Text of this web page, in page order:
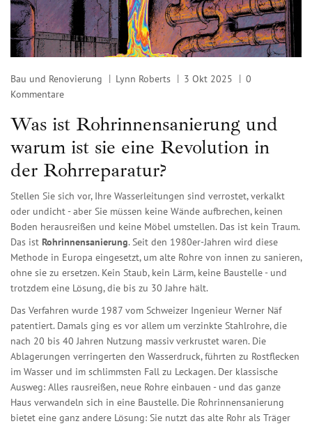
Bau und Renovierung Lynn Roberts 3 Okt 2025
0
Kommentare
Was ist Rohrinnensanierung und
warum ist sie eine Revolution in
der Rohrreparatur?
Stellen Sie sich vor, Ihre Wasserleitungen sind verrostet, verkalkt
oder undicht - aber Sie müssen keine Wände aufbrechen, keinen
Boden herausreißen und keine Möbel umstellen. Das ist kein Traum.
Das ist Rohrinnensanierung. Seit den 1980er-Jahren wird diese
Methode in Europa eingesetzt, um alte Rohre von innen zu sanieren,
ohne sie zu ersetzen. Kein Staub, kein Lärm, keine Baustelle - und
trotzdem eine Lösung, die bis zu 30 Jahre hält.
Das Verfahren wurde 1987 vom Schweizer Ingenieur Werner Näf
patentiert. Damals ging es vor allem um verzinkte Stahlrohre, die
nach 20 bis 40 Jahren Nutzung massiv verkrustet waren. Die
Ablagerungen verringerten den Wasserdruck, führten zu Rostflecken
im Wasser und im schlimmsten Fall zu Leckagen. Der klassische
Ausweg: Alles rausreißen, neue Rohre einbauen - und das ganze
Haus verwandeln sich in eine Baustelle. Die Rohrinnensanierung
bietet eine ganz andere Lösung: Sie nutzt das alte Rohr als Träger